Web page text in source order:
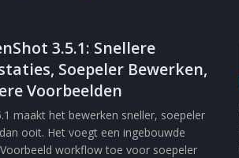
3.5.1: Snellere
Soepeler Bewerken,
Voorbeelden
maakt het bewerken sneller, soepeler
ooit. Het voegt een ingebouwde
workflow toe voor soepeler